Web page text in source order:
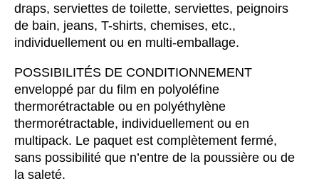
draps, serviettes de toilette, serviettes, peignoirs
de bain, jeans, T-shirts, chemises, etc.,
individuellement ou en multi-emballage.
POSSIBILITÉS DE CONDITIONNEMENT
enveloppé par du film en polyoléfine
thermorétractable ou en polyéthylène
thermorétractable, individuellement ou en
multipack. Le paquet est complètement fermé,
sans possibilité que n’entre de la poussière ou de
la saleté.